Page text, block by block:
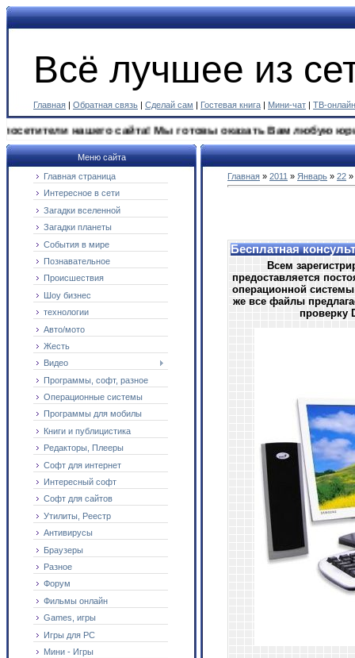
Всё лучшее из
Главная | Обратная связь | Сделай сам | Гостевая книга | Мини-чат | ТВ-онлайн
нашего сайта! Мы готовы оказать Вам любую
Меню сайта
Главная страница
Интересное в сети
Загадки вселенной
Загадки планеты
События в мире
Познавательное
Происшествия
Шоу бизнес
технологии
Авто/мото
Жесть
Видео
Программы, софт, разное
Операционные системы
Программы для мобилы
Книги и публицистика
Редакторы, Плееры
Софт для интернет
Интересный софт
Софт для сайтов
Утилиты, Реестр
Антивирусы
Браузеры
Разное
Форум
Фильмы онлайн
Games, игры
Игры для PC
Мини - Игры
Главная » 2011 » Январь » 22 »
Бесплатная
Всем
предоставляется
операционной
же все файлы
проверку